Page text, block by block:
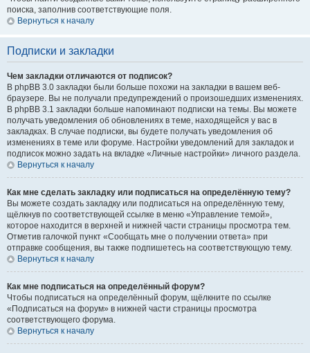
поиска, заполнив соответствующие поля.
Вернуться к началу
Подписки и закладки
Чем закладки отличаются от подписок?
В phpBB 3.0 закладки были больше похожи на закладки в вашем веб-
браузере. Вы не получали предупреждений о произошедших изменениях.
В phpBB 3.1 закладки больше напоминают подписки на темы. Вы можете
получать уведомления об обновлениях в теме, находящейся у вас в
закладках. В случае подписки, вы будете получать уведомления об
изменениях в теме или форуме. Настройки уведомлений для закладок и
подписок можно задать на вкладке «Личные настройки» личного раздела.
Вернуться к началу
Как мне сделать закладку или подписаться на определённую тему?
Вы можете создать закладку или подписаться на определённую тему,
щёлкнув по соответствующей ссылке в меню «Управление темой»,
которое находится в верхней и нижней части страницы просмотра тем.
Отметив галочкой пункт «Сообщать мне о получении ответа» при
отправке сообщения, вы также подпишетесь на соответствующую тему.
Вернуться к началу
Как мне подписаться на определённый форум?
Чтобы подписаться на определённый форум, щёлкните по ссылке
«Подписаться на форум» в нижней части страницы просмотра
соответствующего форума.
Вернуться к началу